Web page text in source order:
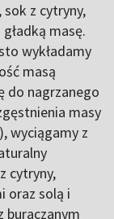
z cytryny,
masę.
wykładamy
masą
do nagrzanego
masy
wyciągamy z
cytryny,
oraz solą i
buraczanym